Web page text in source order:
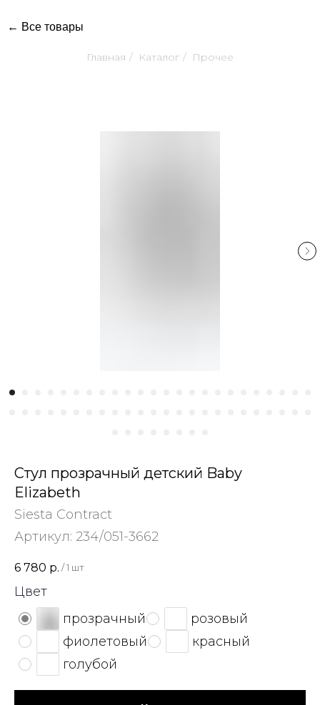
← Все товары
Главная / Каталог / Прочее
Стул прозрачный детский Baby
Elizabeth
Siesta Contract
Артикул: 234/051-3662
6 780 р. / 1 шт
Цвет
прозрачный
розовый
фиолетовый
красный
голубой